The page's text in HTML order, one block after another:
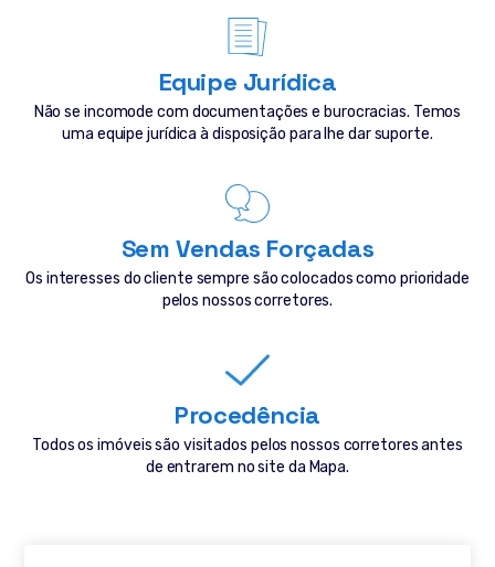
Equipe Jurídica
Não se incomode com documentações e burocracias. Temos
uma equipe jurídica à disposição para lhe dar suporte.
Sem Vendas Forçadas
Os interesses do cliente sempre são colocados como prioridade
pelos nossos corretores.
Procedência
Todos os imóveis são visitados pelos nossos corretores antes
de entrarem no site da Mapa.